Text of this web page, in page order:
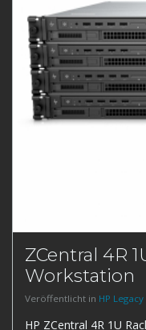
ZCentral 4R
Workstation
Veröffentlicht in HP
HP ZCentral 4R 1U